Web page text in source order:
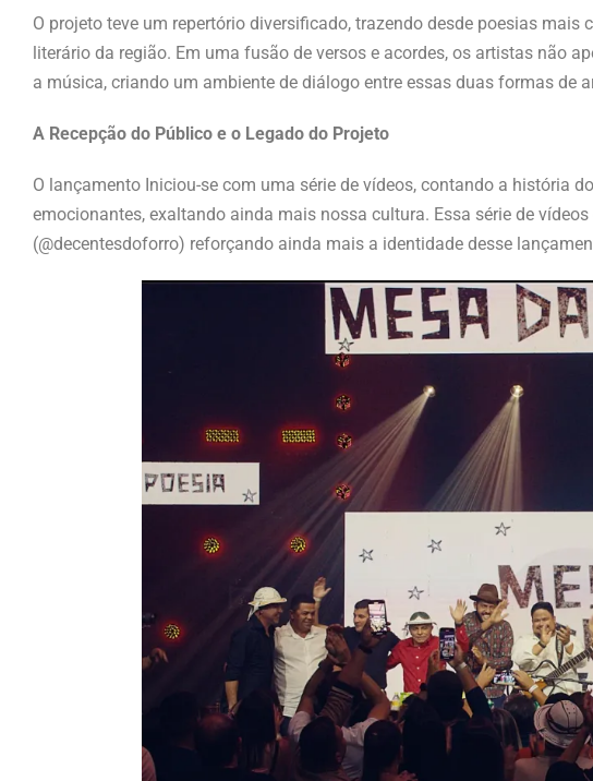
O projeto teve um repertório diversificado, trazendo desde poesias
literário da região. Em uma fusão de versos e acordes, os artistas não
a música, criando um ambiente de diálogo entre essas duas formas de
A Recepção do Público e o Legado do Projeto
O lançamento Iniciou-se com uma série de vídeos, contando a história
emocionantes, exaltando ainda mais nossa cultura. Essa série de
(@decentesdoforro) reforçando ainda mais a identidade desse